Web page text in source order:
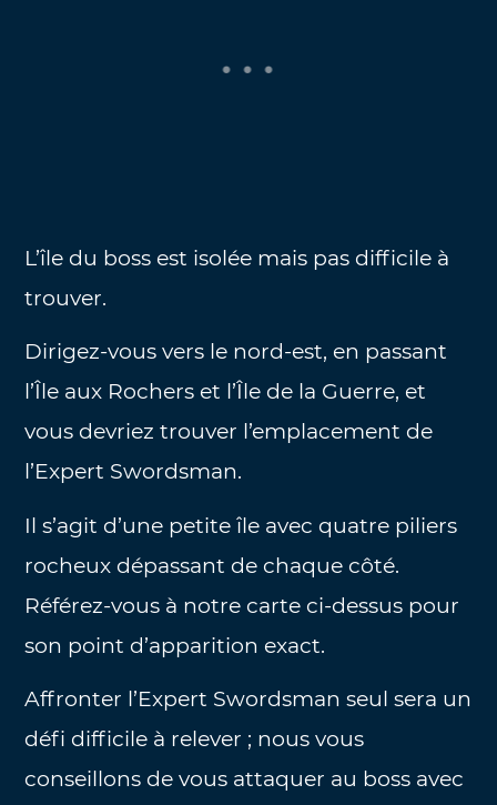
L’île du boss est isolée mais pas difficile à
trouver.
Dirigez-vous vers le nord-est, en passant
l’Île aux Rochers et l’Île de la Guerre, et
vous devriez trouver l’emplacement de
l’Expert Swordsman.
Il s’agit d’une petite île avec quatre piliers
rocheux dépassant de chaque côté.
Référez-vous à notre carte ci-dessus pour
son point d’apparition exact.
Affronter l’Expert Swordsman seul sera un
défi difficile à relever ; nous vous
conseillons de vous attaquer au boss avec